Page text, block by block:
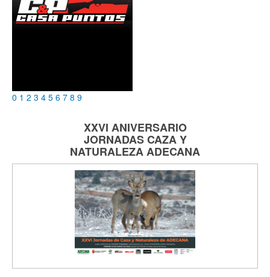
0 1 2 3 4 5 6 7 8 9
XXVI ANIVERSARIO
JORNADASCAZA Y
NATURALEZAADECANA